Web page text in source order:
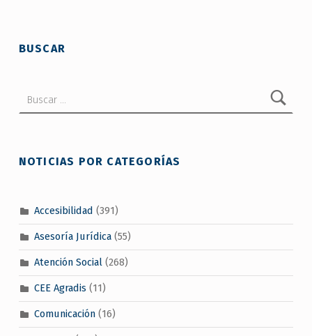
BUSCAR
NOTICIAS POR CATEGORÍAS
Accesibilidad (391)
Asesoría Jurídica(55)
Atención Social(268)
CEE Agradis (11)
Comunicación(16)